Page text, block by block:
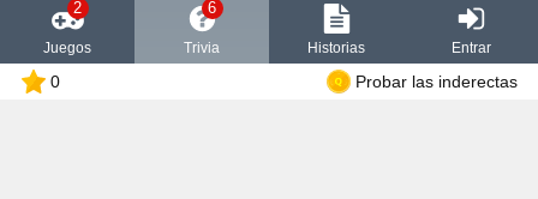
2
Juegos
6
Trivia Historias Entrar
0 Probar las inderectas